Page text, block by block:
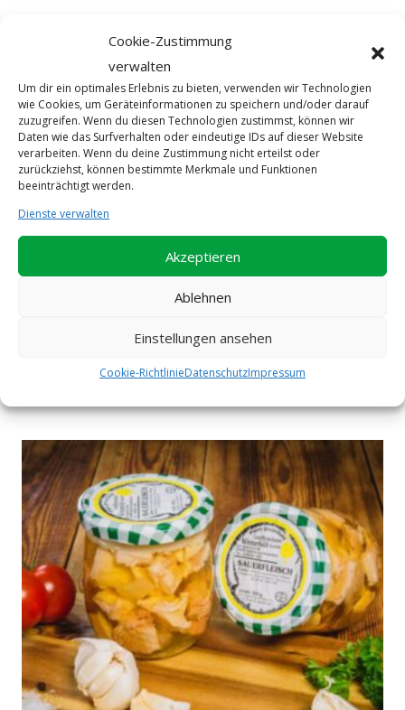
Cookie-Zustimmung
verwalten
Um dir ein optimales Erlebnis zu bieten, verwenden wir Technologien
wie Cookies, um Geräteinformationen zu speichern und/oder darauf
zuzugreifen. Wenn du diesen Technologien zustimmst, können wir
Daten wie das Surfverhalten oder eindeutige IDs auf dieser Website
verarbeiten. Wenn du deine Zustimmung nicht erteilst oder
zurückziehst, können bestimmte Merkmale und Funktionen
beeinträchtigt werden.
Dienste verwalten
Akzeptieren
Ablehnen
Einstellungen ansehen
Cookie-RichtlinieDatenschutzImpressum
In den Warenkorb